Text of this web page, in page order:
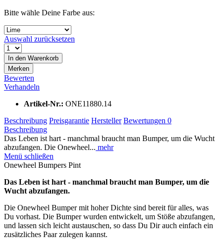
Bitte wähle Deine Farbe aus:
Auswahl zurücksetzen
In den Warenkorb
Merken
Bewerten
Verhandeln
Artikel-Nr.: ONE11880.14
Beschreibung Preisgarantie Hersteller Bewertungen 0
Beschreibung
Das Leben ist hart - manchmal braucht man Bumper, um die Wucht
abzufangen. Die Onewheel... mehr
Menü schließen
Onewheel Bumpers Pint
Das Leben ist hart - manchmal braucht man Bumper, um die
Wucht abzufangen.
Die Onewheel Bumper mit hoher Dichte sind bereit für alles, was
Du vorhast. Die Bumper wurden entwickelt, um Stöße abzufangen,
und lassen sich leicht austauschen, so dass Du Dir auch einfach ein
zusätzliches Paar zulegen kannst.